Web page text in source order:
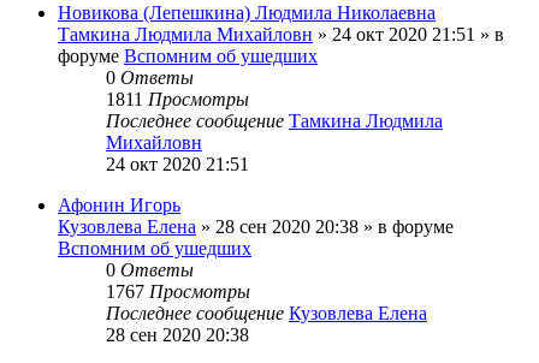
Новикова (Лепешкина) Людмила Николаевна
Тамкина Людмила Михайловн » 24 окт 2020 21:51 » в
форуме Вспомним об ушедших
0 Ответы
1811 Просмотры
Последнее сообщение Тамкина Людмила
Михайловн
24 окт 2020 21:51
Афонин Игорь
Кузовлева Елена » 28 сен 2020 20:38 » в форуме
Вспомним об ушедших
0 Ответы
1767 Просмотры
Последнее сообщение Кузовлева Елена
28 сен 2020 20:38